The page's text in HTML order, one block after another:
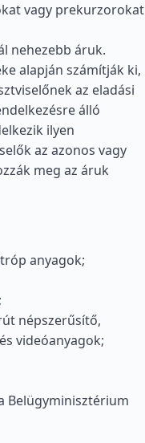
vagy prekurzorokat
nehezebb áruk.
alapján számítják ki,
az eladási
álló
ilyen
az azonos vagy
meg az áruk
anyagok;
népszerűsítő,
videóanyagok;
Belügyminisztérium